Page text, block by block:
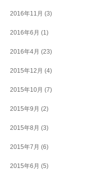
2016年11月 (3)
2016年6月 (1)
2016年4月 (23)
2015年12月 (4)
2015年10月 (7)
2015年9月 (2)
2015年8月 (3)
2015年7月 (6)
2015年6月 (5)